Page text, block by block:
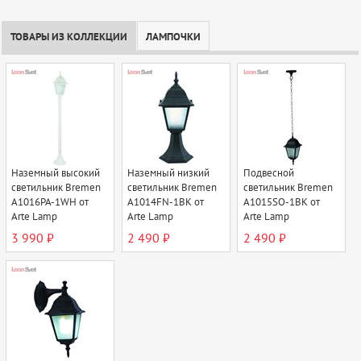
ТОВАРЫ ИЗ КОЛЛЕКЦИИ ЛАМПОЧКИ
Наземный высокий
светильник Bremen
A1016PA-1WH от
Arte Lamp
3 990 ₽
Наземный низкий
светильник Bremen
A1014FN-1BK от
Arte Lamp
2 490 ₽
Подвесной
светильник Bremen
A1015SO-1BK от
Arte Lamp
2 490 ₽